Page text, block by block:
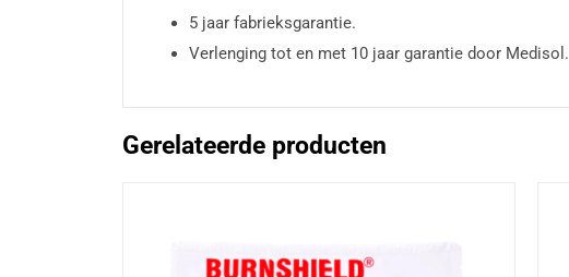
5 jaar fabrieksgarantie.
Verlenging tot en met 10 jaar garantie door Medisol.
Gerelateerde producten